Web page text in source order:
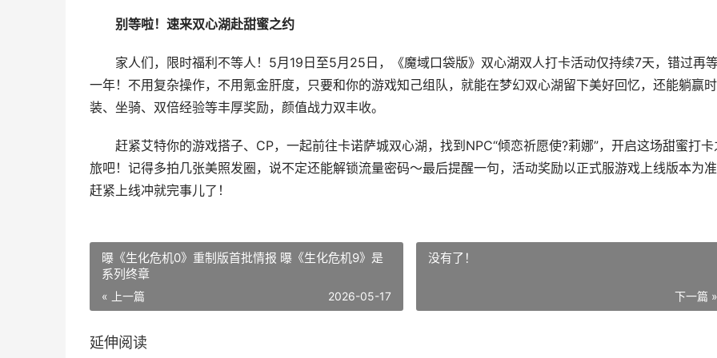
别等啦！速来双心湖赴甜蜜之约
家人们，限时福利不等人！5月19日至5月25日，《魔域口袋版》双心湖双人打卡活动仅持续7天，错过再
一年！不用复杂操作，不用氪金肝度，只要和你的游戏知己组队，就能在梦幻双心湖留下美好回忆，还能躺赢时
装、坐骑、双倍经验等丰厚奖励，颜值战力双丰收。
赶紧艾特你的游戏搭子、CP，一起前往卡诺萨城双心湖，找到NPC“倾恋祈愿使?莉娜”，开启这场甜蜜打卡
旅吧！记得多拍几张美照发圈，说不定还能解锁流量密码～最后提醒一句，活动奖励以正式服游戏上线版本为准
赶紧上线冲就完事儿了！
曝《生化危机0》重制版首批情报 曝《生化危机9》是
系列终章
« 上一篇 2026-05-17
没有了！
下一篇 »
延伸阅读